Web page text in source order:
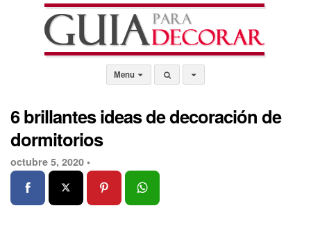
Menu
6 brillantes ideas de decoración de
dormitorios
octubre 5, 2020 •